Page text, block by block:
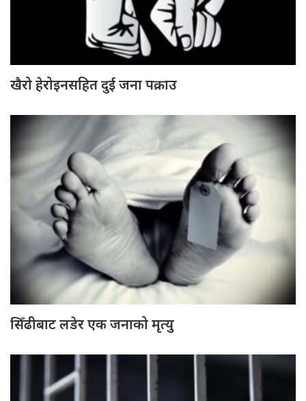
खैरो हेरोइनसहित दुई जना पक्राउ
सिँढीबाट लडेर एक जनाको मृत्यु